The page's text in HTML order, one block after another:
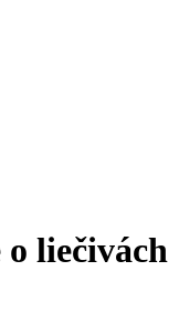
liečivách